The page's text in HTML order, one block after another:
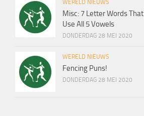
WERELD NIEUWS
Misc: 7 Letter Words That
Use All 5 Vowels
DONDERDAG 28 MEI 2020
WERELD NIEUWS
Fencing Puns!
DONDERDAG 28 MEI 2020